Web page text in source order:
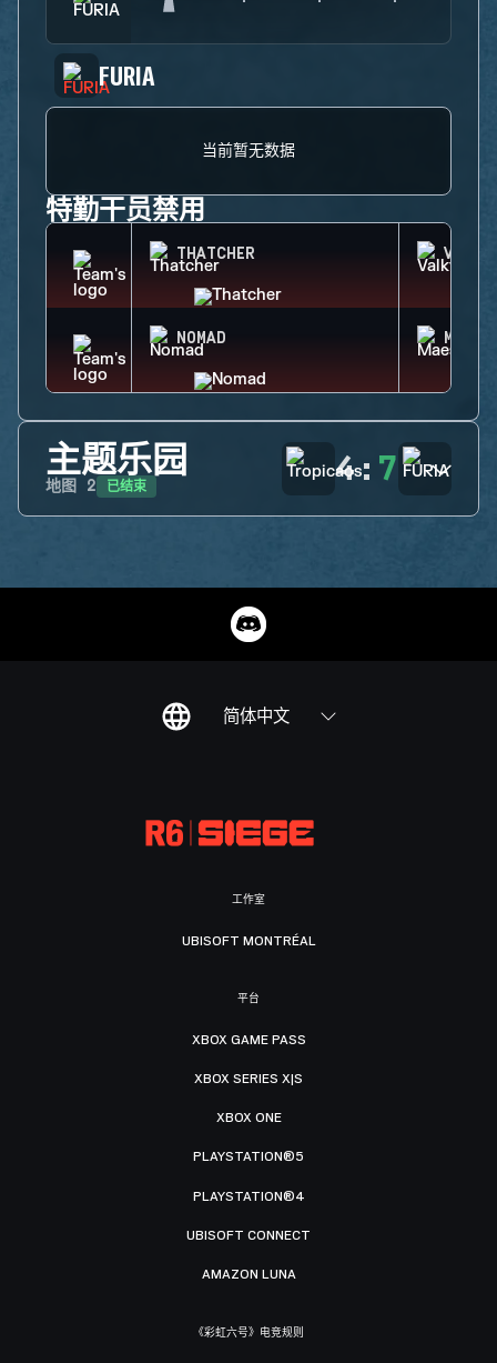
FURIA
当前暂无数据
特勤干员禁用
THATCHER
NOMAD
主题乐园
地图 2 已结束 4: 7
简体中文
工作室
UBISOFT MONTRÉAL
平台
XBOX GAME PASS
XBOX SERIES X|S
XBOX ONE
PLAYSTATION®5
PLAYSTATION®4
UBISOFT CONNECT
AMAZON LUNA
《彩虹六号》电竞规则